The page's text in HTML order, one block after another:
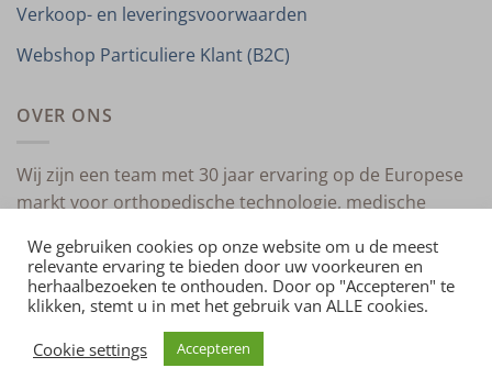
Verkoop- en leveringsvoorwaarden
Webshop Particuliere Klant (B2C)
OVER ONS
Wij zijn een team met 30 jaar ervaring op de Europese
markt voor orthopedische technologie, medische
CONTACT
VERKOOP- EN LEVERINGSVOORWAARDEN
Copyright 2026 ©
We gebruiken cookies op onze website om u de meest
relevante ervaring te bieden door uw voorkeuren en
herhaalbezoeken te onthouden. Door op "Accepteren" te
klikken, stemt u in met het gebruik van ALLE cookies.
Cookie settings
Accepteren